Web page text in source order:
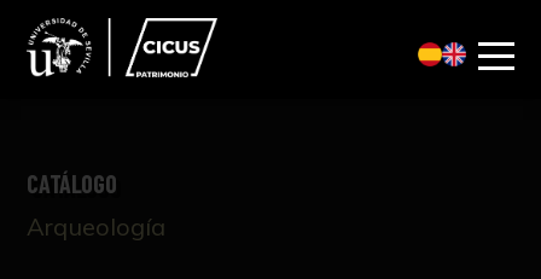
CATÁLOGO
Arqueología